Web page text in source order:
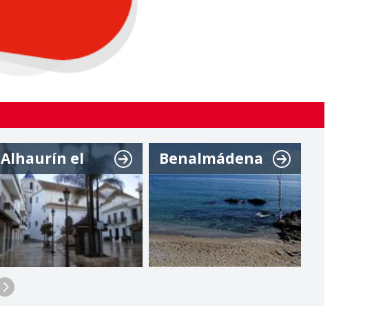
Alhaurín el
Grande
Benalmádena